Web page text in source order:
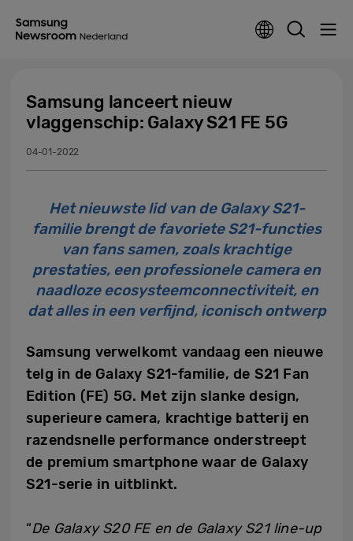
Samsung lanceert nieuw
vlaggenschip: Galaxy S21 FE 5G
04-01-2022
Het nieuwste lid van de Galaxy S21-
familie brengt de favoriete S21-functies
van fans samen, zoals krachtige
prestaties, een professionele camera en
naadloze ecosysteemconnectiviteit, en
dat alles in een verfijnd, iconisch ontwerp
Samsung verwelkomt vandaag een nieuwe
telg in de Galaxy S21-familie, de S21 Fan
Edition (FE) 5G. Met zijn slanke design,
superieure camera, krachtige batterij en
razendsnelle performance onderstreept
de premium smartphone waar de Galaxy
S21-serie in uitblinkt.
“De Galaxy S20 FE en de GalaxyS21 line-up